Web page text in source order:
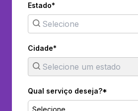
Estado*
Cidade*
Qual serviço deseja?*
Selecione